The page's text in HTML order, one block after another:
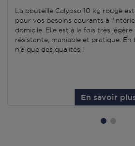
La bouteille Calypso 10 kg rouge
pour vos besoins courants à
domicile. Elle est à la fois très légère
résistante, maniable et pratique.
n'a que des qualités !
En savoir